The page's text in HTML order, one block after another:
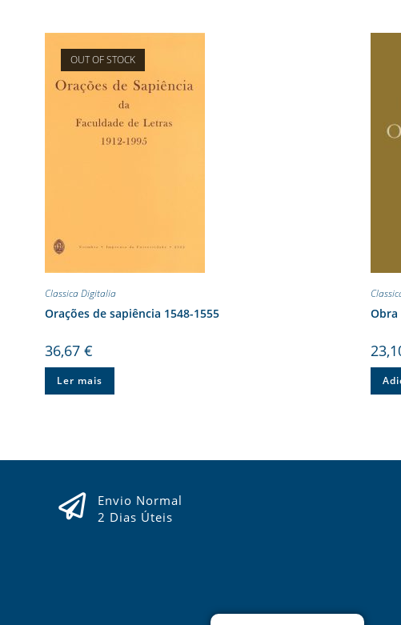
OUT OF STOCK
Classica Digitalia
Orações de sapiência 1548-1555
36,67 €
Ler mais
Envio Normal
2 Dias Úteis